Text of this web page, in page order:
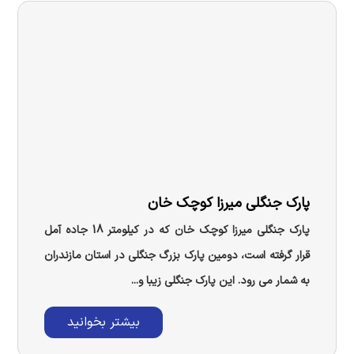
پارک جنگلی میرزا کوچک خان
پارک جنگلی میرزا کوچک خان که در کیلومتر 18 جاده آمل
قرار گرفته است، دومین پارک بزرگ جنگلی در استان مازندران
به شمار می رود. این پارک جنگلی زیبا و...
بیشتر بخوانید